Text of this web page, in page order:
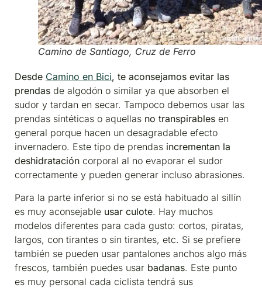
Camino de Santiago, Cruz de Ferro
Desde Camino en Bici, te aconsejamos evitar las
prendas de algodón o similar ya que absorben el
sudor y tardan en secar. Tampoco debemos usar las
prendas sintéticas o aquellas no transpirables en
general porque hacen un desagradable efecto
invernadero. Este tipo de prendas incrementan la
deshidratación corporal al no evaporar el sudor
correctamente y pueden generar incluso abrasiones.
Para la parte inferior si no se está habituado al sillín
es muy aconsejable usar culote. Hay muchos
modelos diferentes para cada gusto: cortos, piratas,
largos, con tirantes o sin tirantes, etc. Si se prefiere
también se pueden usar pantalones anchos algo más
frescos, también puedes usar badanas. Este punto
es muy personal cada ciclista tendrá sus